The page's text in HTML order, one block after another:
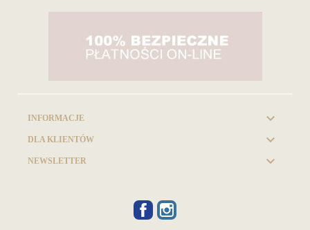
INFORMACJE 
DLA KLIENTÓW 
NEWSLETTER 
FACEBOOK